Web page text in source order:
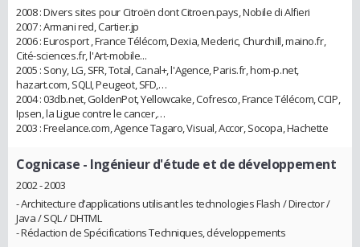
2008 : Divers sites pour Citroën dont Citroen.pays, Nobile di Alfieri
2007 : Armani red, Cartier.jp
2006 : Eurosport , France Télécom, Dexia, Mederic, Churchill, maino.fr,
Cité-sciences.fr, l'Art-mobile...
2005 : Sony, LG, SFR, Total, Canal+, l'Agence, Paris.fr, hom-p.net,
hazart.com, SQLI, Peugeot, SFD,…
2004 : 03db.net, GoldenPot, Yellowcake, Cofresco, France Télécom, CCIP,
Ipsen, la Ligue contre le cancer,…
2003 : Freelance.com, Agence Tagaro, Visual, Accor, Socopa, Hachette
Cognicase - Ingénieur d'étude et de développement
2002 - 2003
- Architecture d’applications utilisant les technologies Flash / Director /
Java / SQL / DHTML
- Rédaction de Spécifications Techniques, développements